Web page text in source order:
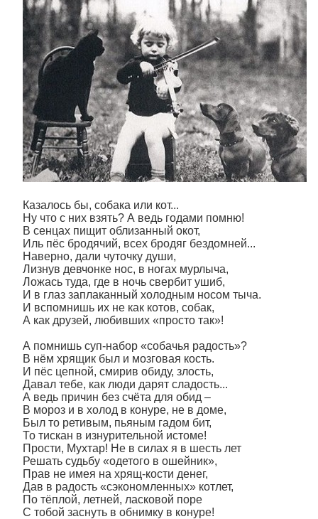
Казалось бы, собака или кот...
Ну что с них взять? А ведь годами помню!
В сенцах пищит облизанный окот,
Иль пёс бродячий, всех бродяг бездомней...
Наверно, дали чуточку души,
Лизнув девчонке нос, в ногах мурлыча,
Ложась туда, где в ночь свербит ушиб,
И в глаз заплаканный холодным носом тыча.
И вспомнишь их не как котов, собак,
А как друзей, любивших «просто так»!
А помнишь суп-набор «собачья радость»?
В нём хрящик был и мозговая кость.
И пёс цепной, смирив обиду, злость,
Давал тебе, как люди дарят сладость...
А ведь причин без счёта для обид –
В мороз и в холод в конуре, не в доме,
Был то ретивым, пьяным гадом бит,
То тискан в изнурительной истоме!
Прости, Мухтар! Не в силах я в шесть лет
Решать судьбу «одетого в ошейник»,
Прав не имея на хрящ-кости денег,
Дав в радость «сэкономленных» котлет,
По тёплой, летней, ласковой поре
С тобой заснуть в обнимку в конуре!